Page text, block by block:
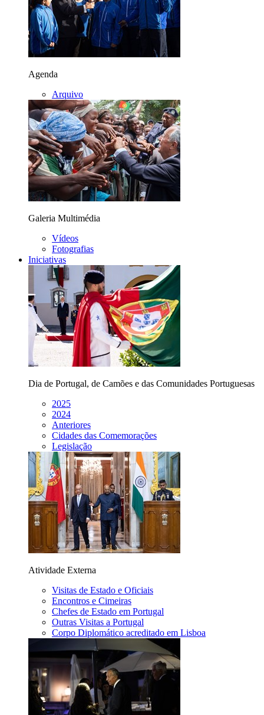
Agenda
Arquivo
Galeria Multimédia
Vídeos
Fotografias
Iniciativas
Dia de Portugal, de Camões e das Comunidades Portuguesas
2025
2024
Anteriores
Cidades das Comemorações
Legislação
Atividade Externa
Visitas de Estado e Oficiais
Encontros e Cimeiras
Chefes de Estado em Portugal
Outras Visitas a Portugal
Corpo Diplomático acreditado em Lisboa